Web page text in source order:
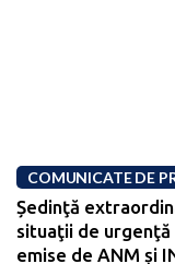
COMUNICATE DE
Ședinţă
situaţii de
emise de ANM și